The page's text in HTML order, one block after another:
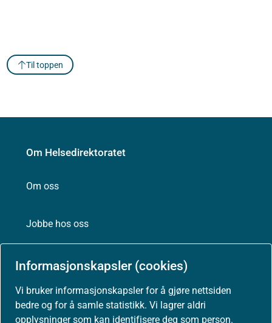
Informasjonskapsler (cookies)
Vi bruker informasjonskapsler for å gjøre nettsiden
bedre og for å samle statistikk. Vi lagrer aldri
opplysninger som kan identifisere deg som person.
Til toppen
Om Helsedirektoratet
Om oss
Jobbe hos oss
Kontakt oss
Postadresse:
Helsedirektoratet
Postboks 220, Skøyen